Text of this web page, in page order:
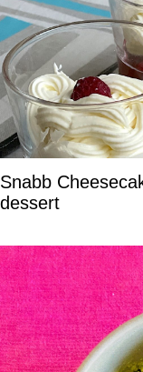
Snabb
dessert